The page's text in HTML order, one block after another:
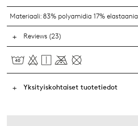
Materiaali:83% polyamidia 17% elastaania
Reviews (23)
Yksityiskohtaiset tuotetiedot